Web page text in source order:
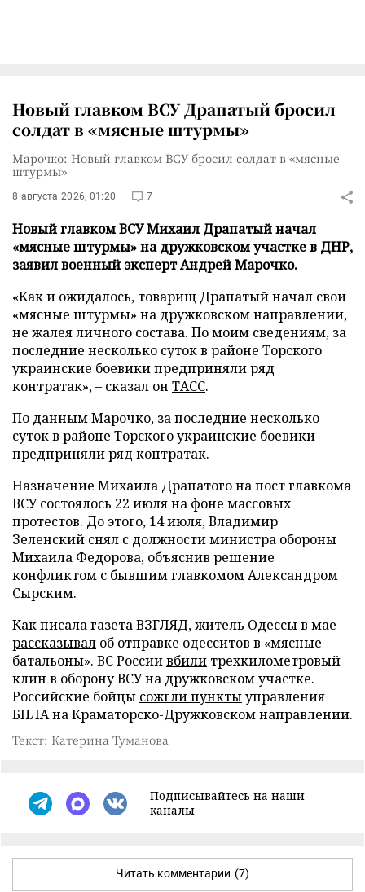
Новый главком ВСУ Драпатый бросил
солдат в «мясные штурмы»
Марочко: Новый главком ВСУ бросил солдат в «мясные
штурмы»
8 августа 2026, 01:20 7
Новый главком ВСУ Михаил Драпатый начал
«мясные штурмы» на дружковском участке в ДНР,
заявил военный эксперт Андрей Марочко.
«Как и ожидалось, товарищ Драпатый начал свои
«мясные штурмы» на дружковском направлении,
не жалея личного состава. По моим сведениям, за
последние несколько суток в районе Торского
украинские боевики предприняли ряд
контратак», – сказал он ТАСС.
По данным Марочко, за последние несколько
суток в районе Торского украинские боевики
предприняли ряд контратак.
Назначение Михаила Драпатого на пост главкома
ВСУ состоялось 22 июля на фоне массовых
протестов. До этого, 14 июля, Владимир
Зеленский снял с должности министра обороны
Михаила Федорова, объяснив решение
конфликтом с бывшим главкомом Александром
Сырским.
Как писала газета ВЗГЛЯД, житель Одессы в мае
рассказывал об отправке одесситов в «мясные
батальоны». ВС Россиивбили трехкилометровый
клин в оборону ВСУ на дружковском участке.
Российские бойцы сожгли пунктыуправления
БПЛА на Краматорско-Дружковском направлении.
Текст: Катерина Туманова
Подписывайтесь на наши
каналы
Читать комментарии (7)